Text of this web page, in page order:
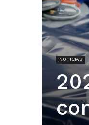
NOTICIAS